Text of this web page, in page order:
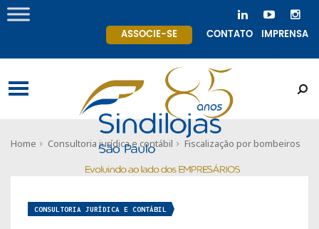
ASSOCIE-SE CONTATO IMPRENSA
Home Consultoria jurídica e contábil Fiscalização por bombeiros
CONSULTORIA JURÍDICA E CONTÁBIL